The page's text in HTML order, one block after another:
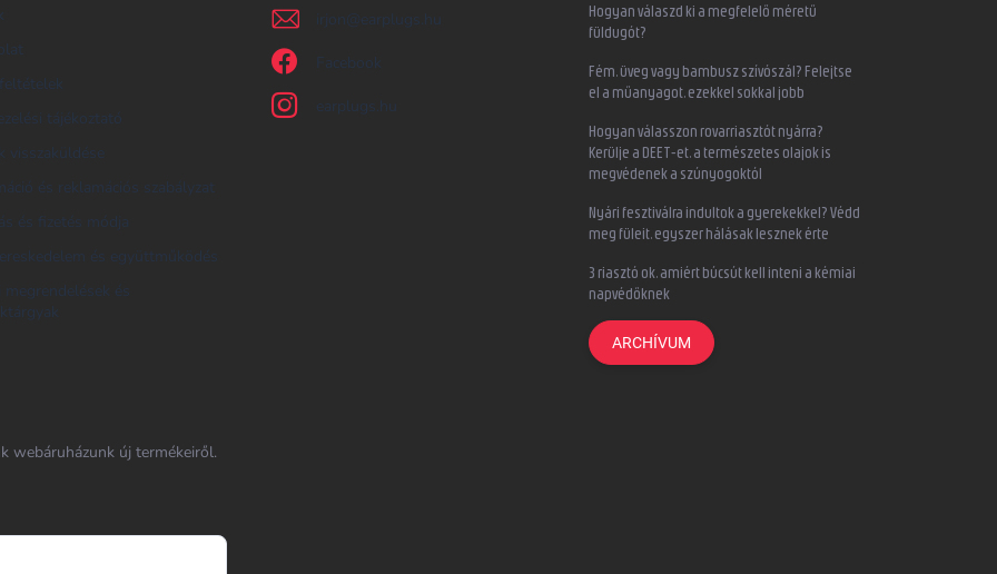
tájékoztató
visszaküldése
és reklamációs szabályzat
és fizetés módja
és együttműködés
megrendelések és
irjon @ earplugs.hu
Facebook
earplugs.hu
Hogyan válaszd ki a megfelelő méretű
füldugót?
Fém, üveg vagy bambusz szívószál? Felejtse
el a műanyagot, ezekkel sokkal jobb
Hogyan válasszon rovarriasztót nyárra?
Kerülje a DEET-et, a természetes olajok is
megvédenek a szúnyogoktól
Nyári fesztiválra indultok a gyerekekkel? Védd
meg füleit, egyszer hálásak lesznek érte
3 riasztó ok, amiért búcsút kell inteni a kémiai
napvédőknek
ARCHÍVUM
webáruházunk új termékeiről.